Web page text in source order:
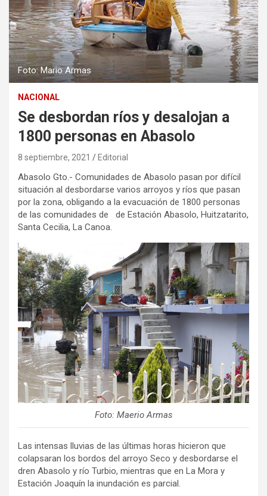
Foto: Mario Armas
NACIONAL
Se desbordan ríos y desalojan a
1800 personas en Abasolo
8 septiembre, 2021 Editorial
Abasolo Gto.- Comunidades de Abasolo pasan por difícil
situación al desbordarse varios arroyos y ríos que pasan
por la zona, obligando a la evacuación de 1800 personas
de las comunidades de de Estación Abasolo, Huitzatarito,
Santa Cecilia, La Canoa.
Foto: Maerio Armas
Las intensas lluvias de las últimas horas hicieron que
colapsaran los bordos del arroyo Seco y desbordarse el
dren Abasolo y río Turbio, mientras que en La Mora y
Estación Joaquín la inundación es parcial.